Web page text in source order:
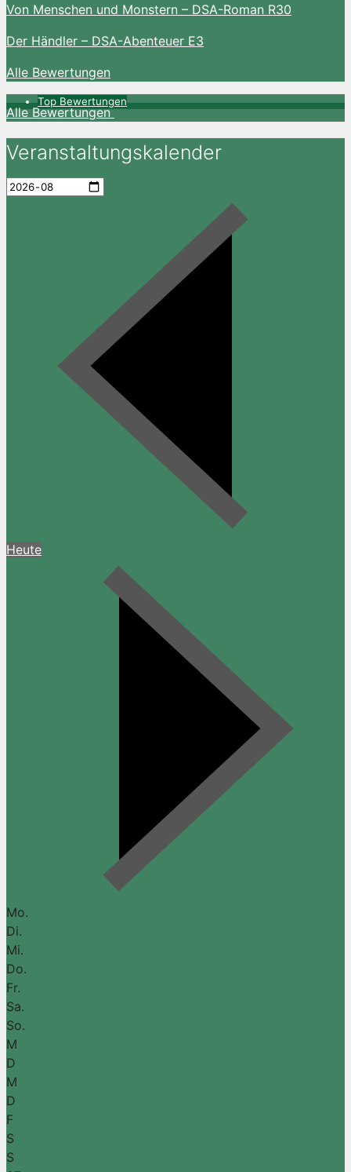
Von Menschen und Monstern – DSA-Roman R30
Der Händler – DSA-Abenteuer E3
Alle Bewertungen
Top Bewertungen
Alle Bewertungen
Veranstaltungskalender
Heute
Mo.
Di.
Mi.
Do.
Fr.
Sa.
So.
M
D
M
D
F
S
S